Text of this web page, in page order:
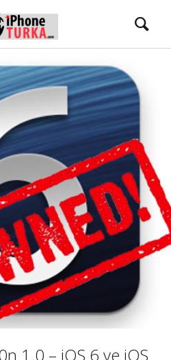
1.0 – iOS 6 ve iOS